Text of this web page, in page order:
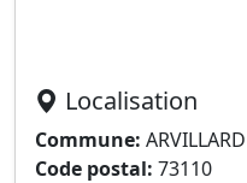
Localisation
Commune: ARVILLARD
Code postal: 73110